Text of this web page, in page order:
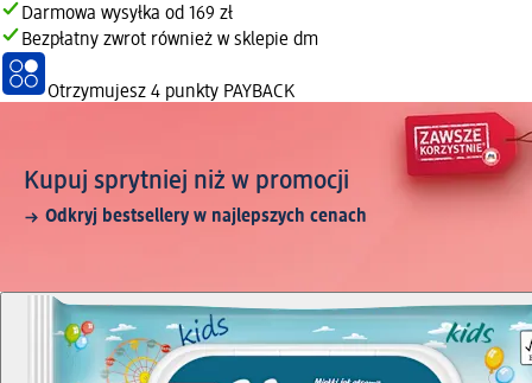
Darmowa wysyłka od 169 zł
Bezpłatny zwrot również w sklepie dm
Otrzymujesz 4 punkty PAYBACK
Kupuj sprytniej niż w promocji
Odkryj bestsellery w najlepszych cenach